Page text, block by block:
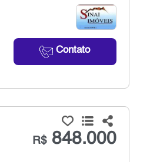
Contato
R$848.000